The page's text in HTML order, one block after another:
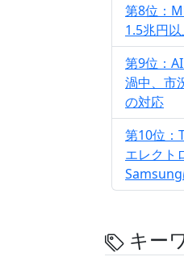
第8位：
1.5兆円
第9位：
渦中、市
の対応
第10位：
エレクト
Samsung
キー